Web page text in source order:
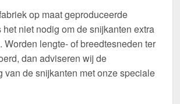
op maat geproduceerde
niet nodig om de snijkanten extra
Worden lengte- of breedtesneden ter
dan adviseren wij de
van de snijkanten met onze speciale